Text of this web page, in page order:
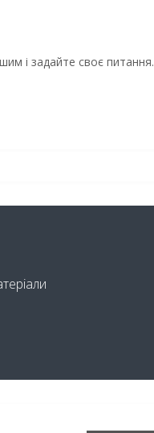
і задайте своє питання.